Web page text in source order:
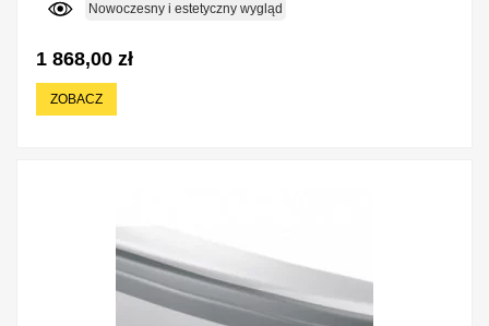
Nowoczesny i estetyczny wygląd
1 868,00 zł
ZOBACZ